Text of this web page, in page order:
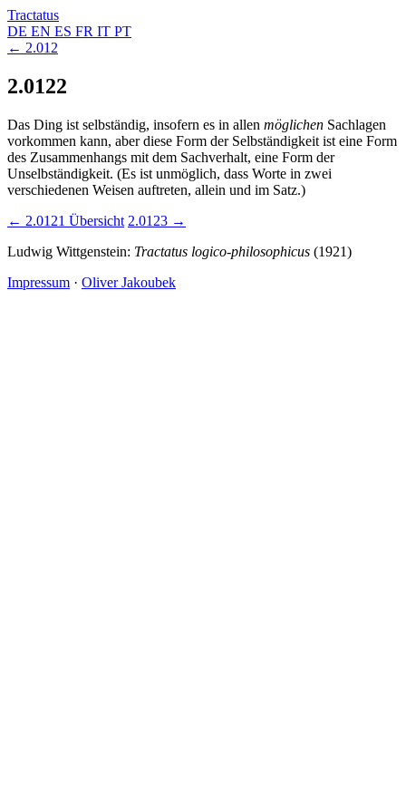
Tractatus
DE EN ES FR IT PT
← 2.012
2.0122
Das Ding ist selbständig, insofern es in allen möglichen Sachlagen
vorkommen kann, aber diese Form der Selbständigkeit ist eine Form
des Zusammenhangs mit dem Sachverhalt, eine Form der
Unselbständigkeit. (Es ist unmöglich, dass Worte in zwei
verschiedenen Weisen auftreten, allein und im Satz.)
← 2.0121 Übersicht 2.0123 →
Ludwig Wittgenstein: Tractatus logico-philosophicus (1921)
Impressum · Oliver Jakoubek